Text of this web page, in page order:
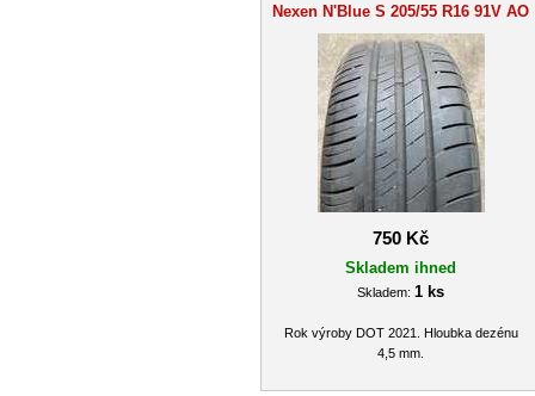
Nexen N'Blue S 205/55 R16 91V AO
750 Kč
Skladem ihned
Skladem: 1 ks
Rok výroby DOT 2021. Hloubka dezénu
4,5 mm.